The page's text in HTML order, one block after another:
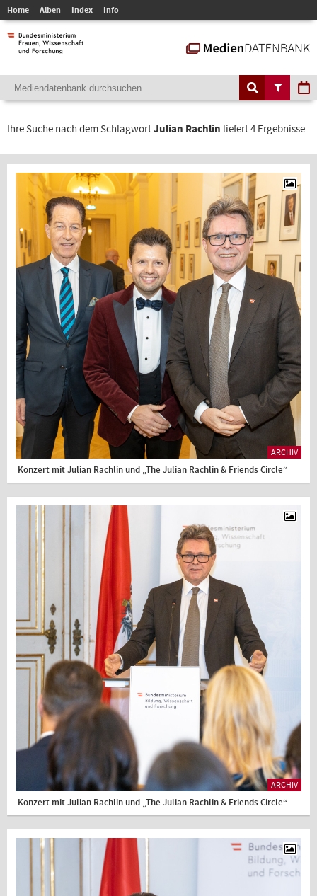
Home Alben Index Info
Ihre Suche nach dem SchlagwortJulian Rachlin liefert 4 Ergebnisse.
ARCHIV
Konzert mit Julian Rachlin und „The Julian Rachlin & Friends Circle“
ARCHIV
Konzert mit Julian Rachlin und „The Julian Rachlin & Friends Circle“